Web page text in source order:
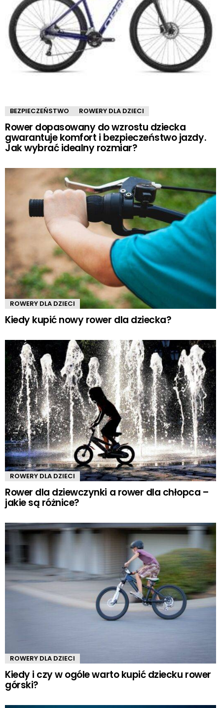
BEZPIECZEŃSTWO ROWERY DLA DZIECI
Rower dopasowany do wzrostu dziecka
gwarantuje komfort i bezpieczeństwo jazdy.
Jak wybrać idealny rozmiar?
ROWERY DLA DZIECI
Kiedy kupić nowy rower dla dziecka?
ROWERY DLA DZIECI
Rower dla dziewczynki a rower dla chłopca –
jakie są różnice?
ROWERY DLA DZIECI
Kiedy i czy w ogóle warto kupić dziecku rower
górski?